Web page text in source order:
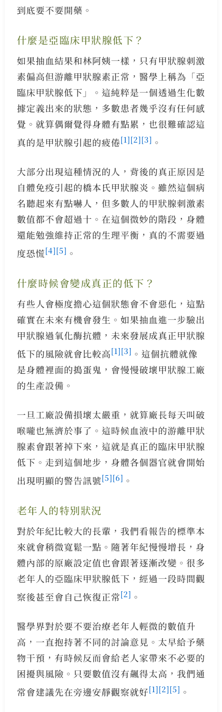
到底要不要開藥。
什麼是亞臨床甲狀腺低下？
如果抽血結果和林阿姨一樣，只有甲狀腺刺激
素偏高但游離甲狀腺素正常，醫學上稱為「亞
臨床甲狀腺低下」。這純粹是一個透過生化數
據定義出來的狀態，多數患者幾乎沒有任何感
覺。就算偶爾覺得身體有點累，也很難確認這
真的是甲狀腺引起的疲倦[1][2][3] 。
大部分出現這種情況的人，背後的真正原因是
自體免疫引起的橋本氏甲狀腺炎。雖然這個病
名聽起來有點嚇人，但多數人的甲狀腺刺激素
數值都不會超過十。在這個微妙的階段，身體
還能勉強維持正常的生理平衡，真的不需要過
度恐慌[4][5] 。
什麼時候會變成真正的低下？
有些人會極度擔心這個狀態會不會惡化，這點
確實在未來有機會發生。如果抽血進一步驗出
甲狀腺過氧化酶抗體，未來發展成真正甲狀腺
低下的風險就會比較高[1][3] 。這個抗體就像
是身體裡面的搗蛋鬼，會慢慢破壞甲狀腺工廠
的生產設備。
一旦工廠設備損壞太嚴重，就算廠長每天叫破
喉嚨也無濟於事了。這時候血液中的游離甲狀
腺素會跟著掉下來，這就是真正的臨床甲狀腺
低下。走到這個地步，身體各個器官就會開始
出現明顯的警告訊號[5][6] 。
老年人的特別狀況
對於年紀比較大的長輩，我們看報告的標準本
來就會稍微寬鬆一點。隨著年紀慢慢增長，身
體內部的原廠設定值也會跟著逐漸改變。很多
老年人的亞臨床甲狀腺低下，經過一段時間觀
察後甚至會自己恢復正常[2] 。
醫學界對於要不要治療老年人輕微的數值升
高，一直抱持著不同的討論意見。太早給予藥
物干預，有時候反而會給老人家帶來不必要的
困擾與風險。只要數值沒有飆得太高，我們通
常會建議先在旁邊安靜觀察就好[1][2][5] 。